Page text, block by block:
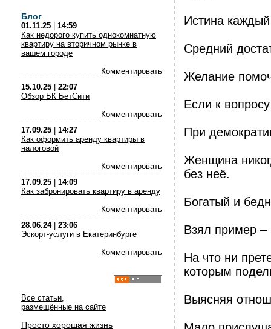
Блог
01.11.25
14:59
Как недорого купить однокомнатную
квартиру на вторичном рынке в
вашем городе
Комментировать
15.10.25
22:07
Обзор БК БетСити
Комментировать
17.09.25
14:27
Как оформить аренду квартиры в
налоговой
Комментировать
17.09.25
14:09
Как забронировать квартиру в аренду
Комментировать
28.06.24| 23:06
Эскорт-услуги в Екатеринбурге
Комментировать
Все статьи,
размещённые на сайте
Просто хорошая жизнь
Истина
Средний
Желание
Если к
При
Женщина
без неё.
Богатый и
Взял пример –
На что ни
которым
Выясняя